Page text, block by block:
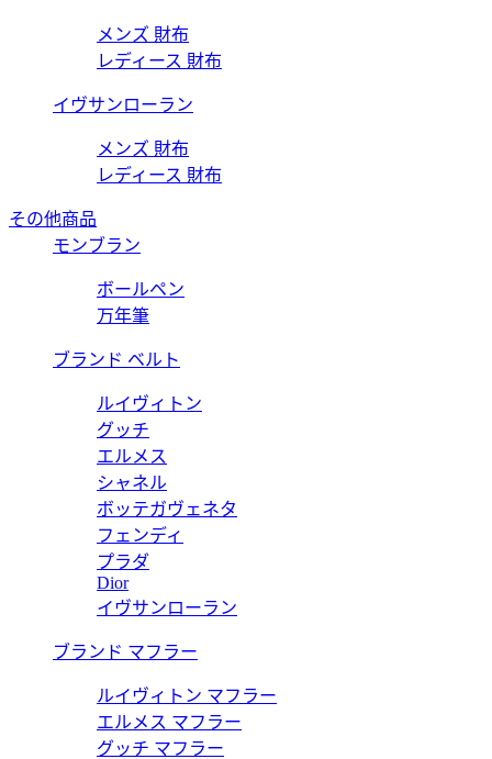
メンズ 財布
レディース 財布
イヴサンローラン
メンズ 財布
レディース 財布
その他商品
モンブラン
ボールペン
万年筆
ブランド ベルト
ルイヴィトン
グッチ
エルメス
シャネル
ボッテガヴェネタ
フェンディ
プラダ
Dior
イヴサンローラン
ブランド マフラー
ルイヴィトン マフラー
エルメス マフラー
グッチ マフラー